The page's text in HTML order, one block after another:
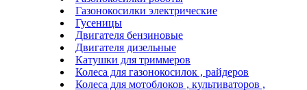
Газонокосилки электрические
Гусеницы
Двигателя бензиновые
Двигателя дизельные
Катушки для триммеров
Колеса для газонокосилок , райдеров
Колеса для мотоблоков , культиваторов ,